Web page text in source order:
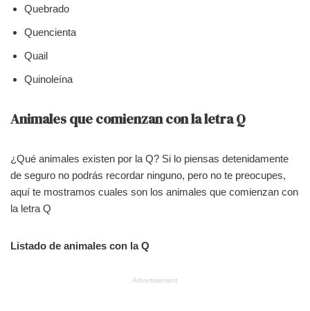
Quebrado
Quencienta
Quail
Quinoleína
Animales que comienzan con la letra Q
¿Qué animales existen por la Q? Si lo piensas detenidamente
de seguro no podrás recordar ninguno, pero no te preocupes,
aquí te mostramos cuales son los animales que comienzan con
la letra Q
Listado de animales con la Q
Advertisement